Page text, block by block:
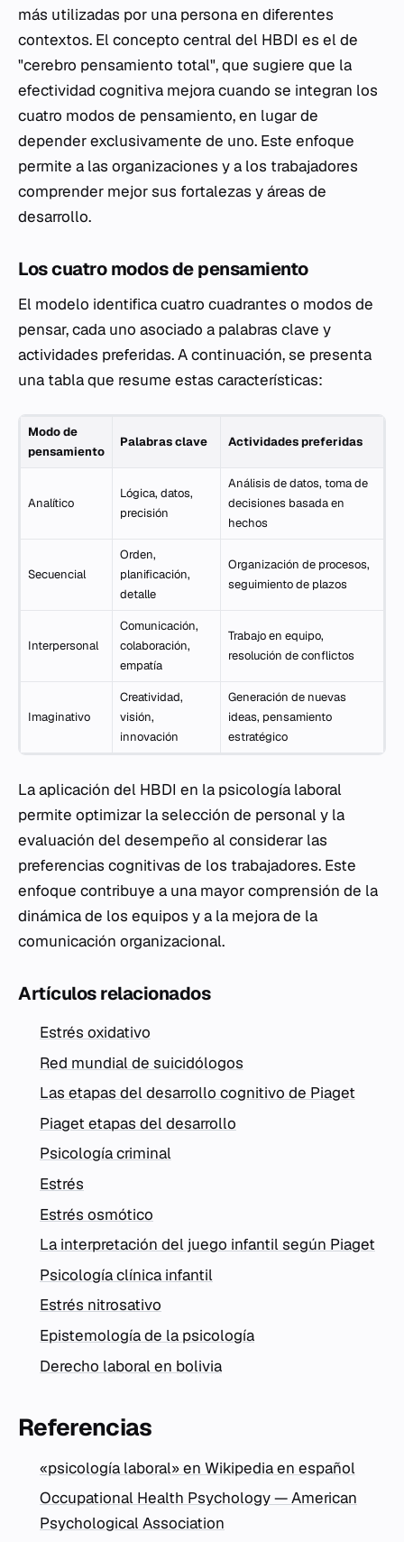
más utilizadas por una persona en diferentes
contextos. El concepto central del HBDI es el de
"cerebro pensamiento total", que sugiere que la
efectividad cognitiva mejora cuando se integran los
cuatro modos de pensamiento, en lugar de
depender exclusivamente de uno. Este enfoque
permite a las organizaciones y a los trabajadores
comprender mejor sus fortalezas y áreas de
desarrollo.
Los cuatro modos de pensamiento
El modelo identifica cuatro cuadrantes o modos de
pensar, cada uno asociado a palabras clave y
actividades preferidas. A continuación, se presenta
una tabla que resume estas características:
Modo de
pensamiento
Palabras clave Actividades preferidas
Analítico
Lógica, datos,
precisión
Análisis de datos, toma de
decisiones basada en
hechos
Secuencial
Orden,
planificación,
detalle
Organización de procesos,
seguimiento de plazos
Interpersonal
Comunicación,
colaboración,
empatía
Trabajo en equipo,
resolución de conflictos
Imaginativo
Creatividad,
visión,
innovación
Generación de nuevas
ideas, pensamiento
estratégico
La aplicación del HBDI en la psicología laboral
permite optimizar la selección de personal y la
evaluación del desempeño al considerar las
preferencias cognitivas de los trabajadores. Este
enfoque contribuye a una mayor comprensión de la
dinámica de los equipos y a la mejora de la
comunicación organizacional.
Artículos relacionados
Estrés oxidativo
Red mundial de suicidólogos
Las etapas del desarrollo cognitivo de Piaget
Piaget etapas del desarrollo
Psicología criminal
Estrés
Estrés osmótico
La interpretación del juego infantil según Piaget
Psicología clínica infantil
Estrés nitrosativo
Epistemología de la psicología
Derecho laboral en bolivia
Referencias
«psicología laboral» en Wikipedia en español
Occupational Health Psychology — American
Psychological Association